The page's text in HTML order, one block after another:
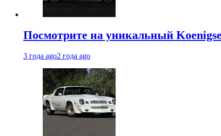
Посмотрите на уникальный
3 года ago2 года ago